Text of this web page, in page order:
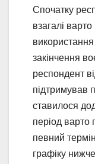
Спочатку
взагалі
використання
закінчення
респондент
підтримував
ставилося
період варто
певний
графіку